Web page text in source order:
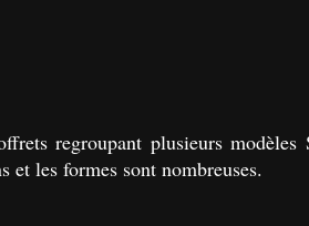
regroupant plusieurs
et les formes sont nombreuses.